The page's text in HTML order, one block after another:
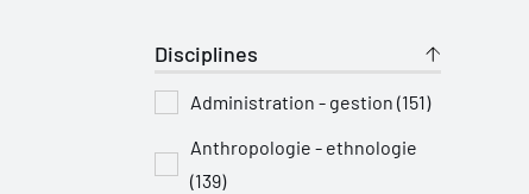
Disciplines
Administration - gestion (151)
Anthropologie - ethnologie
(139)